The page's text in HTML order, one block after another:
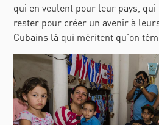
qui en veulent pour leur pays, qui
rester pour créer un avenir à
Cubains là qui méritent qu’on